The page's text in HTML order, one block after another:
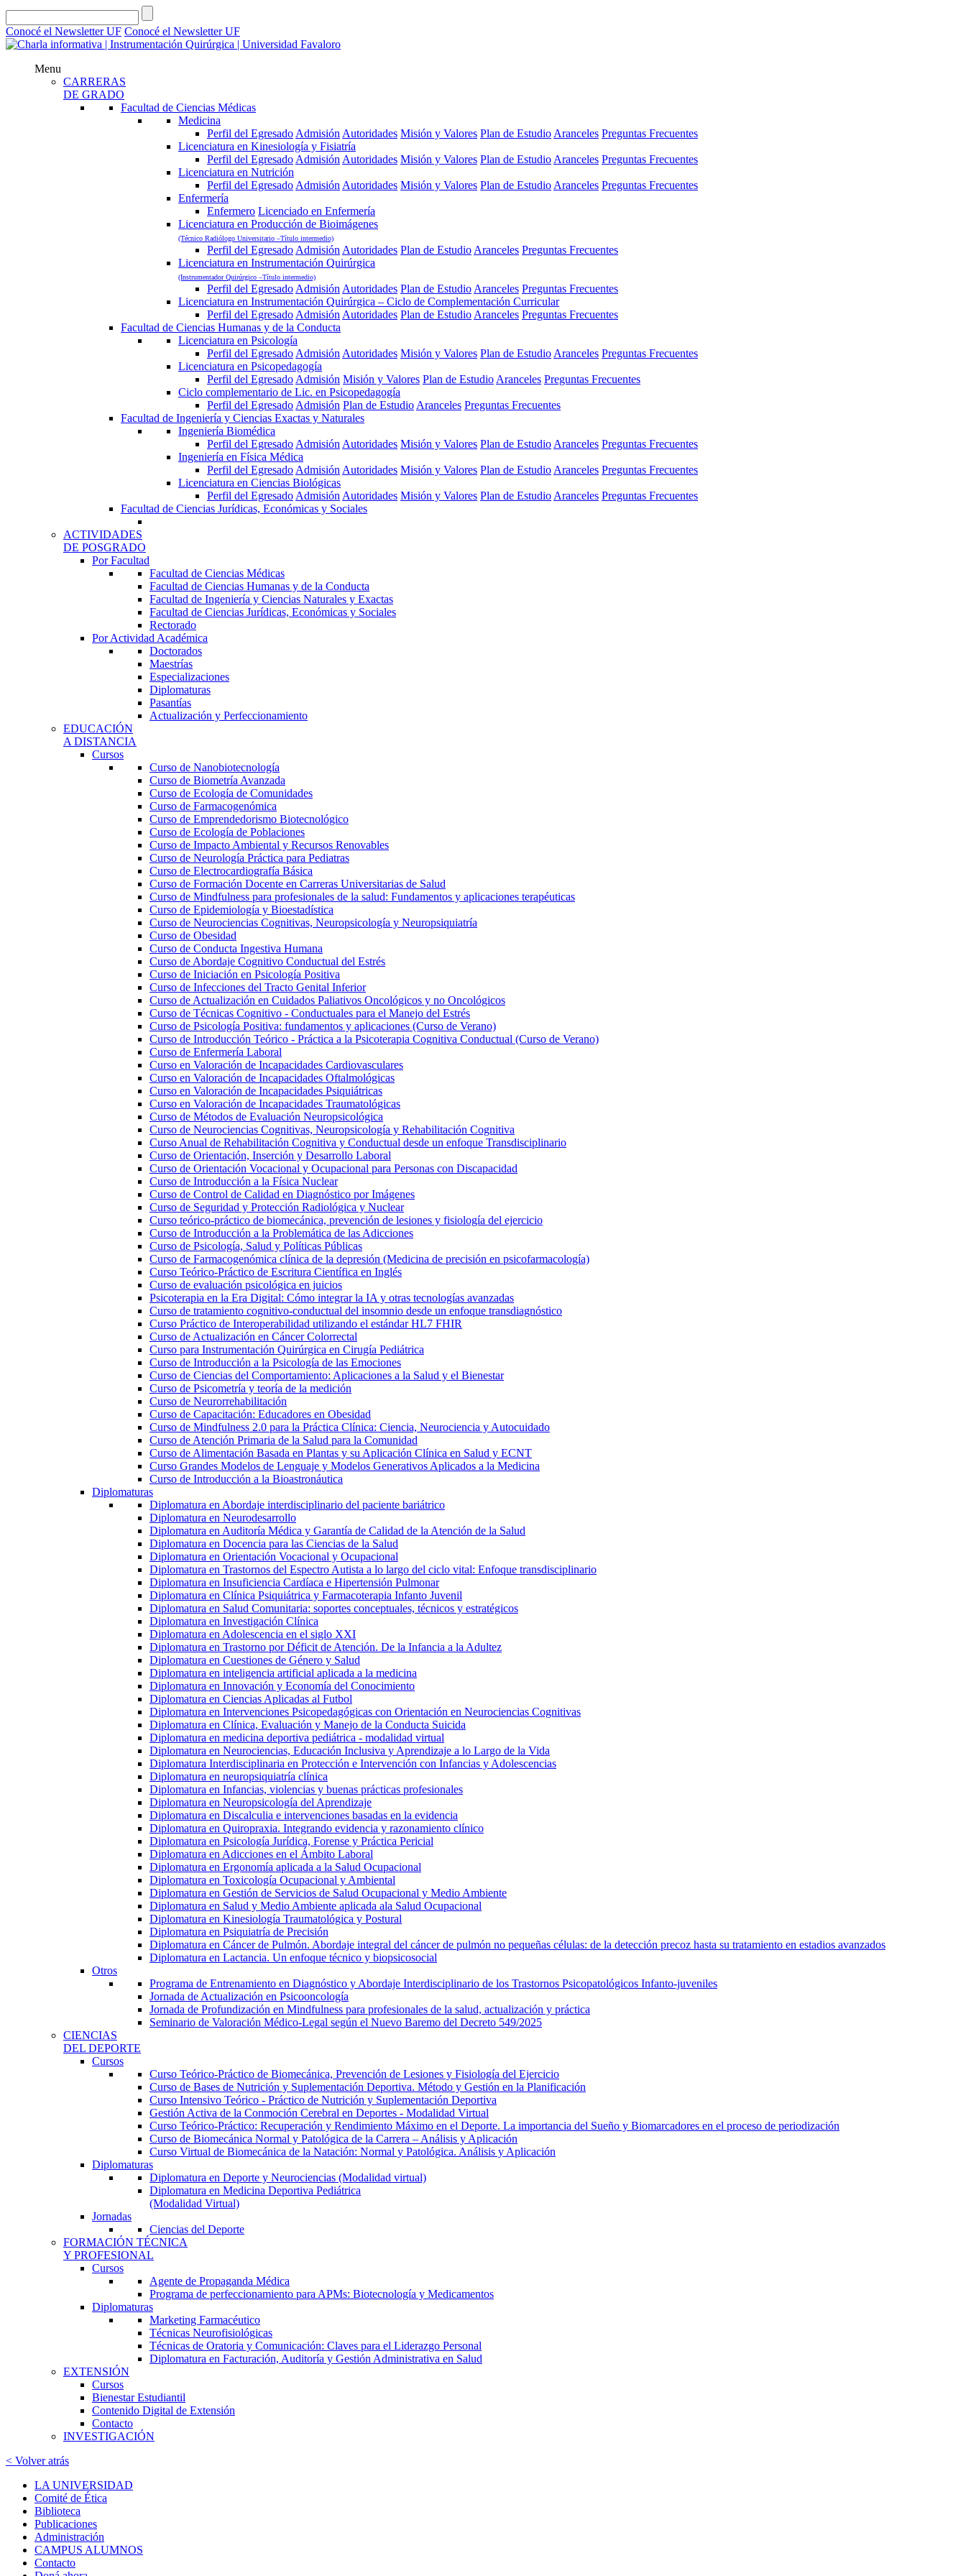
Conocé el Newsletter UF Conocé el Newsletter UF
Menu
CARRERAS
DE GRADO
Facultad de Ciencias Médicas
Medicina
Perfil del Egresado Admisión Autoridades Misión y Valores Plan de Estudio Aranceles Preguntas Frecuentes
Licenciatura en Kinesiología y Fisiatría
Perfil del Egresado Admisión Autoridades Misión y Valores Plan de Estudio Aranceles Preguntas Frecuentes
Licenciatura en Nutrición
Perfil del Egresado Admisión Autoridades Misión y Valores Plan de Estudio Aranceles Preguntas Frecuentes
Enfermería
Enfermero Licenciado en Enfermería
Licenciatura en Producción de Bioimágenes
(Técnico Radiólogo Universitario –Título intermedio)
Perfil del Egresado Admisión Autoridades Plan de Estudio Aranceles Preguntas Frecuentes
Licenciatura en Instrumentación Quirúrgica
(Instrumentador Quirúrgico –Título intermedio)
Perfil del Egresado Admisión Autoridades Plan de Estudio Aranceles Preguntas Frecuentes
Licenciatura en Instrumentación Quirúrgica – Ciclo de Complementación Curricular
Perfil del Egresado Admisión Autoridades Plan de Estudio Aranceles Preguntas Frecuentes
Facultad de Ciencias Humanas y de la Conducta
Licenciatura en Psicología
Perfil del Egresado Admisión Autoridades Misión y Valores Plan de Estudio Aranceles Preguntas Frecuentes
Licenciatura en Psicopedagogía
Perfil del Egresado Admisión Misión y Valores Plan de Estudio Aranceles Preguntas Frecuentes
Ciclo complementario de Lic. en Psicopedagogía
Perfil del Egresado Admisión Plan de Estudio Aranceles Preguntas Frecuentes
Facultad de Ingeniería y Ciencias Exactas y Naturales
Ingeniería Biomédica
Perfil del Egresado Admisión Autoridades Misión y Valores Plan de Estudio Aranceles Preguntas Frecuentes
Ingeniería en Física Médica
Perfil del Egresado Admisión Autoridades Misión y Valores Plan de Estudio Aranceles Preguntas Frecuentes
Licenciatura en Ciencias Biológicas
Perfil del Egresado Admisión Autoridades Misión y Valores Plan de Estudio Aranceles Preguntas Frecuentes
Facultad de Ciencias Jurídicas, Económicas y Sociales
ACTIVIDADES
DE POSGRADO
Por Facultad
Facultad de Ciencias Médicas
Facultad de Ciencias Humanas y de la Conducta
Facultad de Ingeniería y Ciencias Naturales y Exactas
Facultad de Ciencias Jurídicas, Económicas y Sociales
Rectorado
Por Actividad Académica
Doctorados
Maestrías
Especializaciones
Diplomaturas
Pasantías
Actualización y Perfeccionamiento
EDUCACIÓN
A DISTANCIA
Cursos
Curso de Nanobiotecnología
Curso de Biometría Avanzada
Curso de Ecología de Comunidades
Curso de Farmacogenómica
Curso de Emprendedorismo Biotecnológico
Curso de Ecología de Poblaciones
Curso de Impacto Ambiental y Recursos Renovables
Curso de Neurología Práctica para Pediatras
Curso de Electrocardiografía Básica
Curso de Formación Docente en Carreras Universitarias de Salud
Curso de Mindfulness para profesionales de la salud: Fundamentos y aplicaciones terapéuticas
Curso de Epidemiología y Bioestadística
Curso de Neurociencias Cognitivas, Neuropsicología y Neuropsiquiatría
Curso de Obesidad
Curso de Conducta Ingestiva Humana
Curso de Abordaje Cognitivo Conductual del Estrés
Curso de Iniciación en Psicología Positiva
Curso de Infecciones del Tracto Genital Inferior
Curso de Actualización en Cuidados Paliativos Oncológicos y no Oncológicos
Curso de Técnicas Cognitivo - Conductuales para el Manejo del Estrés
Curso de Psicología Positiva: fundamentos y aplicaciones (Curso de Verano)
Curso de Introducción Teórico - Práctica a la Psicoterapia Cognitiva Conductual (Curso de Verano)
Curso de Enfermería Laboral
Curso en Valoración de Incapacidades Cardiovasculares
Curso en Valoración de Incapacidades Oftalmológicas
Curso en Valoración de Incapacidades Psiquiátricas
Curso en Valoración de Incapacidades Traumatológicas
Curso de Métodos de Evaluación Neuropsicológica
Curso de Neurociencias Cognitivas, Neuropsicología y Rehabilitación Cognitiva
Curso Anual de Rehabilitación Cognitiva y Conductual desde un enfoque Transdisciplinario
Curso de Orientación, Inserción y Desarrollo Laboral
Curso de Orientación Vocacional y Ocupacional para Personas con Discapacidad
Curso de Introducción a la Física Nuclear
Curso de Control de Calidad en Diagnóstico por Imágenes
Curso de Seguridad y Protección Radiológica y Nuclear
Curso teórico-práctico de biomecánica, prevención de lesiones y fisiología del ejercicio
Curso de Introducción a la Problemática de las Adicciones
Curso de Psicología, Salud y Políticas Públicas
Curso de Farmacogenómica clínica de la depresión (Medicina de precisión en psicofarmacología)
Curso Teórico-Práctico de Escritura Científica en Inglés
Curso de evaluación psicológica en juicios
Psicoterapia en la Era Digital: Cómo integrar la IA y otras tecnologías avanzadas
Curso de tratamiento cognitivo-conductual del insomnio desde un enfoque transdiagnóstico
Curso Práctico de Interoperabilidad utilizando el estándar HL7 FHIR
Curso de Actualización en Cáncer Colorrectal
Curso para Instrumentación Quirúrgica en Cirugía Pediátrica
Curso de Introducción a la Psicología de las Emociones
Curso de Ciencias del Comportamiento: Aplicaciones a la Salud y el Bienestar
Curso de Psicometría y teoría de la medición
Curso de Neurorrehabilitación
Curso de Capacitación: Educadores en Obesidad
Curso de Mindfulness 2.0 para la Práctica Clínica: Ciencia, Neurociencia y Autocuidado
Curso de Atención Primaria de la Salud para la Comunidad
Curso de Alimentación Basada en Plantas y su Aplicación Clínica en Salud y ECNT
Curso Grandes Modelos de Lenguaje y Modelos Generativos Aplicados a la Medicina
Curso de Introducción a la Bioastronáutica
Diplomaturas
Diplomatura en Abordaje interdisciplinario del paciente bariátrico
Diplomatura en Neurodesarrollo
Diplomatura en Auditoría Médica y Garantía de Calidad de la Atención de la Salud
Diplomatura en Docencia para las Ciencias de la Salud
Diplomatura en Orientación Vocacional y Ocupacional
Diplomatura en Trastornos del Espectro Autista a lo largo del ciclo vital: Enfoque transdisciplinario
Diplomatura en Insuficiencia Cardíaca e Hipertensión Pulmonar
Diplomatura en Clínica Psiquiátrica y Farmacoterapia Infanto Juvenil
Diplomatura en Salud Comunitaria: soportes conceptuales, técnicos y estratégicos
Diplomatura en Investigación Clínica
Diplomatura en Adolescencia en el siglo XXI
Diplomatura en Trastorno por Déficit de Atención. De la Infancia a la Adultez
Diplomatura en Cuestiones de Género y Salud
Diplomatura en inteligencia artificial aplicada a la medicina
Diplomatura en Innovación y Economía del Conocimiento
Diplomatura en Ciencias Aplicadas al Futbol
Diplomatura en Intervenciones Psicopedagógicas con Orientación en Neurociencias Cognitivas
Diplomatura en Clínica, Evaluación y Manejo de la Conducta Suicida
Diplomatura en medicina deportiva pediátrica - modalidad virtual
Diplomatura en Neurociencias, Educación Inclusiva y Aprendizaje a lo Largo de la Vida
Diplomatura Interdisciplinaria en Protección e Intervención con Infancias y Adolescencias
Diplomatura en neuropsiquiatría clínica
Diplomatura en Infancias, violencias y buenas prácticas profesionales
Diplomatura en Neuropsicología del Aprendizaje
Diplomatura en Discalculia e intervenciones basadas en la evidencia
Diplomatura en Quiropraxia. Integrando evidencia y razonamiento clínico
Diplomatura en Psicología Jurídica, Forense y Práctica Pericial
Diplomatura en Adicciones en el Ámbito Laboral
Diplomatura en Ergonomía aplicada a la Salud Ocupacional
Diplomatura en Toxicología Ocupacional y Ambiental
Diplomatura en Gestión de Servicios de Salud Ocupacional y Medio Ambiente
Diplomatura en Salud y Medio Ambiente aplicada ala Salud Ocupacional
Diplomatura en Kinesiología Traumatológica y Postural
Diplomatura en Psiquiatría de Precisión
Diplomatura en Cáncer de Pulmón. Abordaje integral del cáncer de pulmón no pequeñas células: de la detección precoz hasta su tratamiento en estadios avanzados
Diplomatura en Lactancia. Un enfoque técnico y biopsicosocial
Otros
Programa de Entrenamiento en Diagnóstico y Abordaje Interdisciplinario de los Trastornos Psicopatológicos Infanto-juveniles
Jornada de Actualización en Psicooncología
Jornada de Profundización en Mindfulness para profesionales de la salud, actualización y práctica
Seminario de Valoración Médico-Legal según el Nuevo Baremo del Decreto 549/2025
CIENCIAS
DEL DEPORTE
Cursos
Curso Teórico-Práctico de Biomecánica, Prevención de Lesiones y Fisiología del Ejercicio
Curso de Bases de Nutrición y Suplementación Deportiva. Método y Gestión en la Planificación
Curso Intensivo Teórico - Práctico de Nutrición y Suplementación Deportiva
Gestión Activa de la Conmoción Cerebral en Deportes - Modalidad Virtual
Curso Teórico-Práctico: Recuperación y Rendimiento Máximo en el Deporte. La importancia del Sueño y Biomarcadores en el proceso de periodización
Curso de Biomecánica Normal y Patológica de la Carrera – Análisis y Aplicación
Curso Virtual de Biomecánica de la Natación: Normal y Patológica. Análisis y Aplicación
Diplomaturas
Diplomatura en Deporte y Neurociencias (Modalidad virtual)
Diplomatura en Medicina Deportiva Pediátrica
(Modalidad Virtual)
Jornadas
Ciencias del Deporte
FORMACIÓN TÉCNICA
Y PROFESIONAL
Cursos
Agente de Propaganda Médica
Programa de perfeccionamiento para APMs: Biotecnología y Medicamentos
Diplomaturas
Marketing Farmacéutico
Técnicas Neurofisiológicas
Técnicas de Oratoria y Comunicación: Claves para el Liderazgo Personal
Diplomatura en Facturación, Auditoría y Gestión Administrativa en Salud
EXTENSIÓN
Cursos
Bienestar Estudiantil
Contenido Digital de Extensión
Contacto
INVESTIGACIÓN
< Volver atrás
LA UNIVERSIDAD
Comité de Ética
Biblioteca
Publicaciones
Administración
CAMPUS ALUMNOS
Contacto